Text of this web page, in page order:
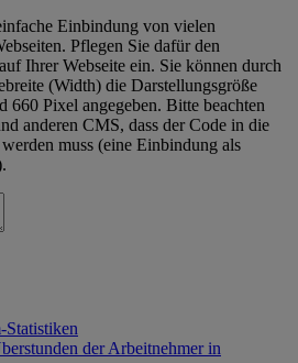
Einbindung von vielen
Pflegen Sie dafür den
Ihrer Webseite ein. Sie können durch
(Width) die Darstellungsgröße
660 Pixel angegeben. Bitte beachten
anderen CMS, dass der Code in die
muss (eine Einbindung als
Statistiken
der Arbeitnehmer in